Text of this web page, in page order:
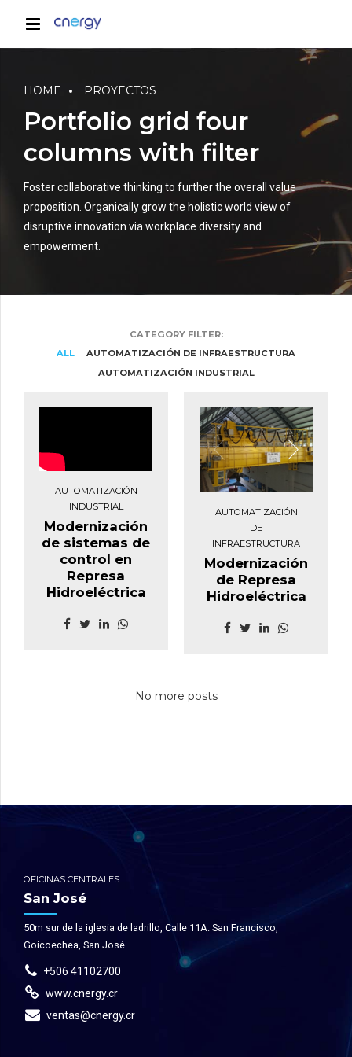
HOME PROYECTOS
Portfolio grid four
columns with filter
Foster collaborative thinking to further the overall value
proposition. Organically grow the holistic world view of
disruptive innovation via workplace diversity and
empowerment.
CATEGORY FILTER:
ALL
AUTOMATIZACIÓN DE INFRAESTRUCTURA
AUTOMATIZACIÓN INDUSTRIAL
AUTOMATIZACIÓN
INDUSTRIAL
Modernización
de sistemas de
control en
Represa
Hidroeléctrica
AUTOMATIZACIÓN
DE
INFRAESTRUCTURA
Modernización
de Represa
Hidroeléctrica
No more posts
OFICINAS CENTRALES
San José
50m sur de la iglesia de ladrillo, Calle 11A. San Francisco,
Goicoechea, San José.
+506 41102700
www.cnergy.cr
ventas@cnergy.cr